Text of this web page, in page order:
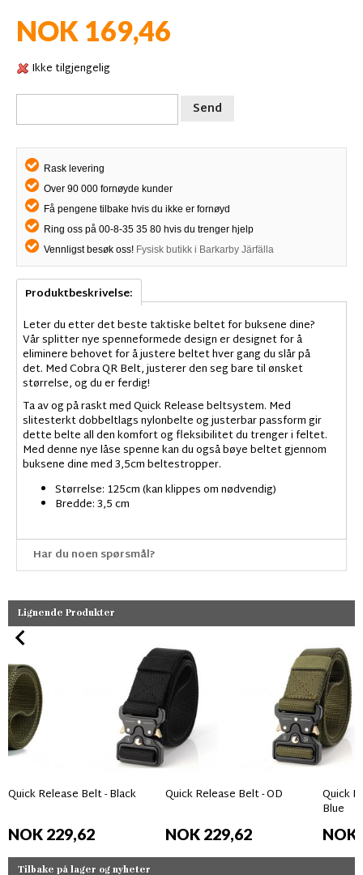
NOK 169,46
Ikke tilgjengelig
Send
Rask levering
Over 90 000 fornøyde kunder
Få pengene tilbake hvis du ikke er fornøyd
Ring oss på 00-8-35 35 80 hvis du trenger hjelp
Vennligst besøk oss! Fysisk butikk i Barkarby Järfälla
Produktbeskrivelse:
Leter du etter det beste taktiske beltet for buksene dine?
Vår splitter nye spenneformede design er designet for å
eliminere behovet for å justere beltet hver gang du slår på
det. Med Cobra QR Belt, justerer den seg bare til ønsket
størrelse, og du er ferdig!
Ta av og på raskt med Quick Release beltsystem. Med
slitesterkt dobbeltlags nylonbelte og justerbar passform gir
dette belte all den komfort og fleksibilitet du trenger i feltet.
Med denne nye låse spenne kan du også bøye beltet gjennom
buksene dine med 3,5cm beltestropper.
Størrelse: 125cm (kan klippes om nødvendig)
Bredde: 3,5 cm
Har du noen spørsmål?
Lignende Produkter
Quick Release Belt - Black
NOK 229,62
Quick Release Belt - OD
NOK 229,62
Quick
Blue
NOK
Tilbake på lager og nyheter